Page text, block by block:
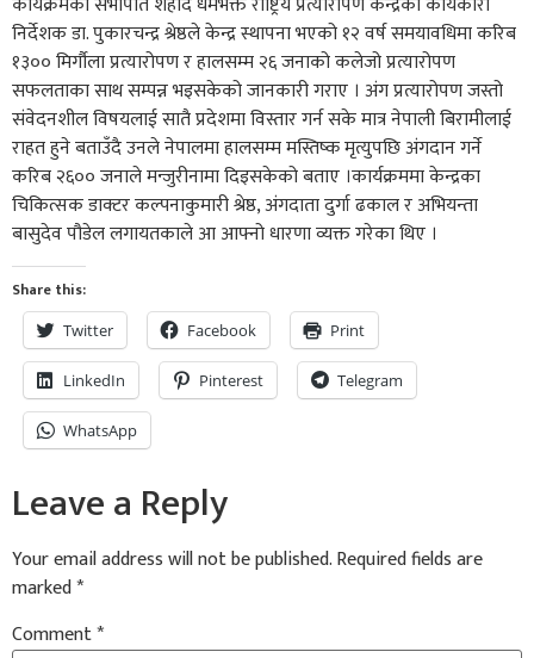
निर्देशक डा. पुकारचन्द्र श्रेष्ठले केन्द्र स्थापना भएको १२ वर्ष समयावधिमा करिब
१३०० मिर्गौला प्रत्यारोपण र हालसम्म २६ जनाको कलेजो प्रत्यारोपण
सफलताका साथ सम्पन्न भइसकेको जानकारी गराए । अंग प्रत्यारोपण जस्तो
संवेदनशील विषयलाई सातै प्रदेशमा विस्तार गर्न सके मात्र नेपाली बिरामीलाई
राहत हुने बताउँदै उनले नेपालमा हालसम्म मस्तिष्क मृत्युपछि अंगदान गर्ने
करिब २६०० जनाले मन्जुरीनामा दिइसकेको बताए ।कार्यक्रममा केन्द्रका
चिकित्सक डाक्टर कल्पनाकुमारी श्रेष्ठ, अंगदाता दुर्गा ढकाल र अभियन्ता
बासुदेव पौडेल लगायतकाले आ आफ्नो धारणा व्यक्त गरेका थिए ।
Share this:
Twitter Facebook Print
LinkedIn Pinterest Telegram
WhatsApp
Leave a Reply
Your email address will not be published.Required fields are
marked*
Comment*